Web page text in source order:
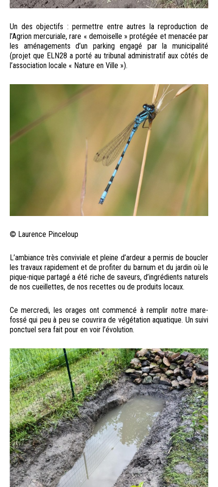
Un des objectifs : permettre entre autres la reproduction de
l’Agrion mercuriale, rare « demoiselle » protégée et menacée par
les aménagements d’un parking engagé par la municipalité
(projet que ELN28 a porté au tribunal administratif aux côtés de
l’association locale « Nature en Ville »).
© Laurence Pinceloup
L’ambiance très conviviale et pleine d’ardeur a permis de boucler
les travaux rapidement et de profiter du barnum et du jardin où le
pique-nique partagé a été riche de saveurs, d’ingrédients naturels
de nos cueillettes, de nos recettes ou de produits locaux.
Ce mercredi, les orages ont commencé à remplir notre mare-
fossé qui peu à peu se couvrira de végétation aquatique. Un suivi
ponctuel sera fait pour en voir l’évolution.